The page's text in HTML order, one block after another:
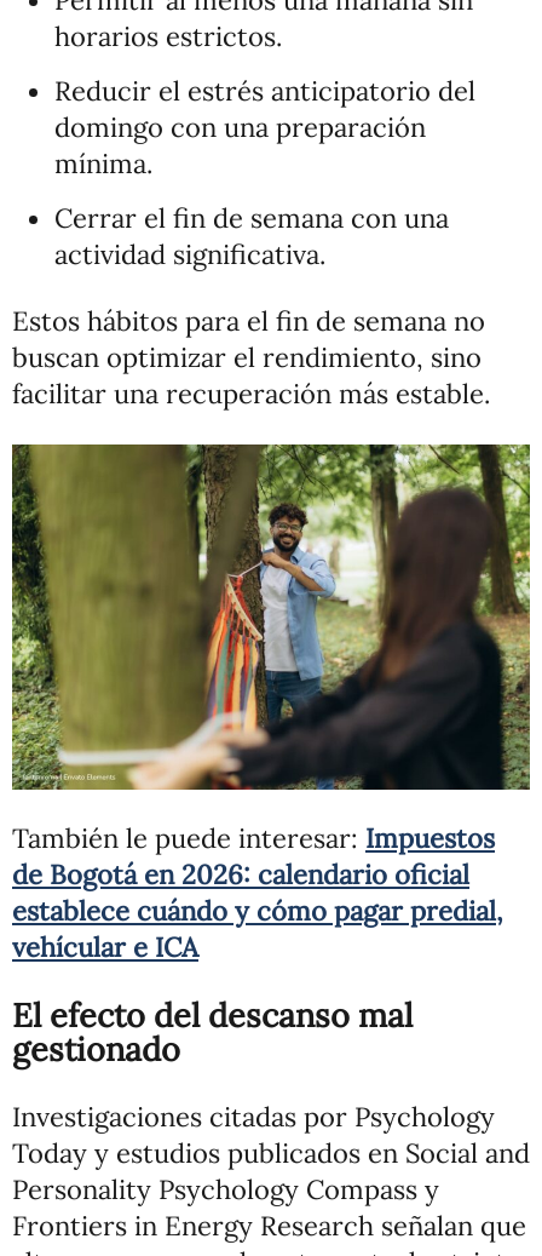
horarios estrictos.
Reducir el estrés anticipatorio del
domingo con una preparación
mínima.
Cerrar el fin de semana con una
actividad significativa.
Estos hábitos para el fin de semana no
buscan optimizar el rendimiento, sino
facilitar una recuperación más estable.
También le puede interesar: Impuestos
de Bogotá en 2026: calendario oficial
establece cuándo y cómo pagar predial,
vehícular e ICA
El efecto del descanso mal
gestionado
Investigaciones citadas por Psychology
Today y estudios publicados en Social and
Personality Psychology Compass y
Frontiers in Energy Research señalan que